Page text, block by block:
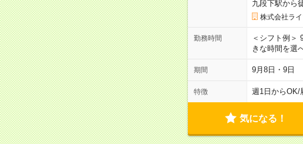
九段下駅から
株式会社ラ
勤務時間
＜シフト例＞
きな時間を選
期間 9月8日・9日
特徴 週1日からOK/
気になる！